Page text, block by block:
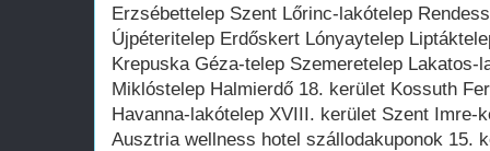
Erzsébettelep Szent Lőrinc-lakótelep
Újpéteritelep Erdőskert Lónyaytelep
Krepuska Géza-telep Szemeretelep Lakatos-
Miklóstelep Halmierdő 18. kerület Kossuth
Havanna-lakótelep XVIII. kerület Szent Imre-
Ausztria wellness hotel szállodakuponok 15.